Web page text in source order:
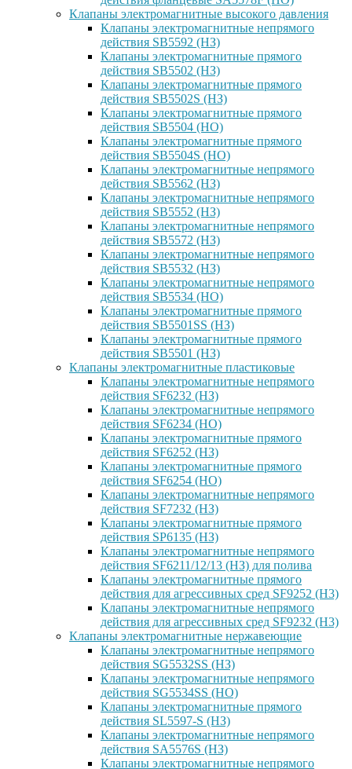
Клапаны электромагнитные высокого давления
Клапаны электромагнитные непрямого
действия SB5592 (НЗ)
Клапаны электромагнитные прямого
действия SB5502 (НЗ)
Клапаны электромагнитные прямого
действия SB5502S (НЗ)
Клапаны электромагнитные прямого
действия SB5504 (НО)
Клапаны электромагнитные прямого
действия SB5504S (НО)
Клапаны электромагнитные непрямого
действия SB5562 (НЗ)
Клапаны электромагнитные непрямого
действия SB5552 (НЗ)
Клапаны электромагнитные непрямого
действия SB5572 (НЗ)
Клапаны электромагнитные непрямого
действия SB5532 (НЗ)
Клапаны электромагнитные непрямого
действия SB5534 (НО)
Клапаны электромагнитные прямого
действия SB5501SS (НЗ)
Клапаны электромагнитные прямого
действия SB5501 (НЗ)
Клапаны электромагнитные пластиковые
Клапаны электромагнитные непрямого
действия SF6232 (НЗ)
Клапаны электромагнитные непрямого
действия SF6234 (НО)
Клапаны электромагнитные прямого
действия SF6252 (НЗ)
Клапаны электромагнитные прямого
действия SF6254 (НО)
Клапаны электромагнитные непрямого
действия SF7232 (НЗ)
Клапаны электромагнитные прямого
действия SP6135 (НЗ)
Клапаны электромагнитные непрямого
действия SF6211/12/13 (НЗ) для полива
Клапаны электромагнитные прямого
действия для агрессивных сред SF9252 (H3)
Клапаны электромагнитные непрямого
действия для агрессивных сред SF9232 (H3)
Клапаны электромагнитные нержавеющие
Клапаны электромагнитные непрямого
действия SG5532SS (НЗ)
Клапаны электромагнитные непрямого
действия SG5534SS (НО)
Клапаны электромагнитные прямого
действия SL5597-S (НЗ)
Клапаны электромагнитные непрямого
действия SA5576S (НЗ)
Клапаны электромагнитные непрямого